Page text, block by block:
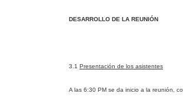
DESARROLLO DE LA REUNIÓN
3.1 Presentación de los asistentes
A las 6:30 PM se da inicio a la reunión,